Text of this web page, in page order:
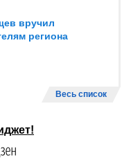
вручил
региона
Весь список